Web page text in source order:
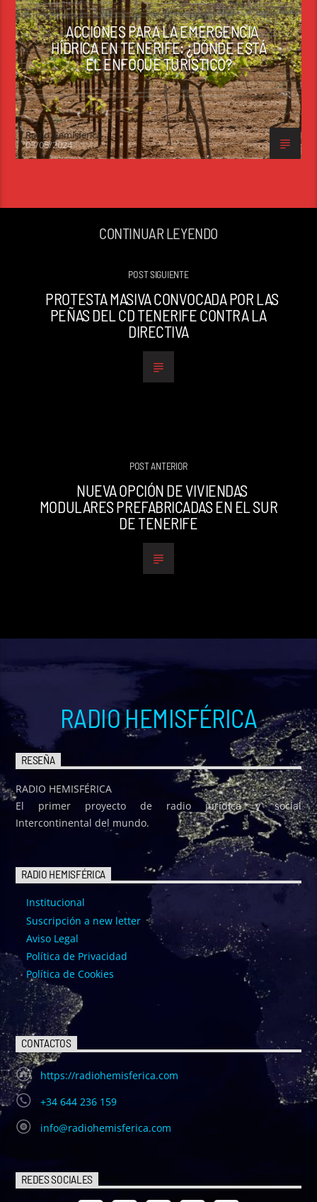
ACCIONES PARA LA EMERGENCIA
HÍDRICA EN TENERIFE: ¿DÓNDE ESTÁ
EL ENFOQUE TURÍSTICO?
Radio Hemisferica
03/05/2024
CONTINUAR LEYENDO
POST SIGUIENTE
PROTESTA MASIVA CONVOCADA POR LAS
PEÑAS DEL CD TENERIFE CONTRA LA
DIRECTIVA
POST ANTERIOR
NUEVA OPCIÓN DE VIVIENDAS
MODULARES PREFABRICADAS EN EL SUR
DE TENERIFE
RADIO HEMISFÉRICA
RESEÑA
RADIO HEMISFÉRICA
El primer proyecto de radio jurídica y social
Intercontinental del mundo.
RADIO HEMISFÉRICA
Institucional
Suscripción a new letter
Aviso Legal
Política de Privacidad
Política de Cookies
CONTACTOS
https://radiohemisferica.com
+34 644 236 159
info@radiohemisferica.com
REDES SOCIALES